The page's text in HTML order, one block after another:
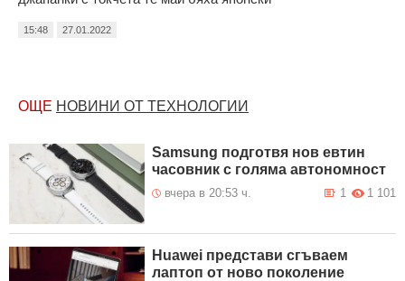
15:48 27.01.2022
ОЩЕ НОВИНИ ОТ ТЕХНОЛОГИИ
Samsung подготвя нов евтин
часовник с голяма автономност
вчера в 20:53 ч. 1 101
1
Huawei представи сгъваем
лаптоп от ново поколение